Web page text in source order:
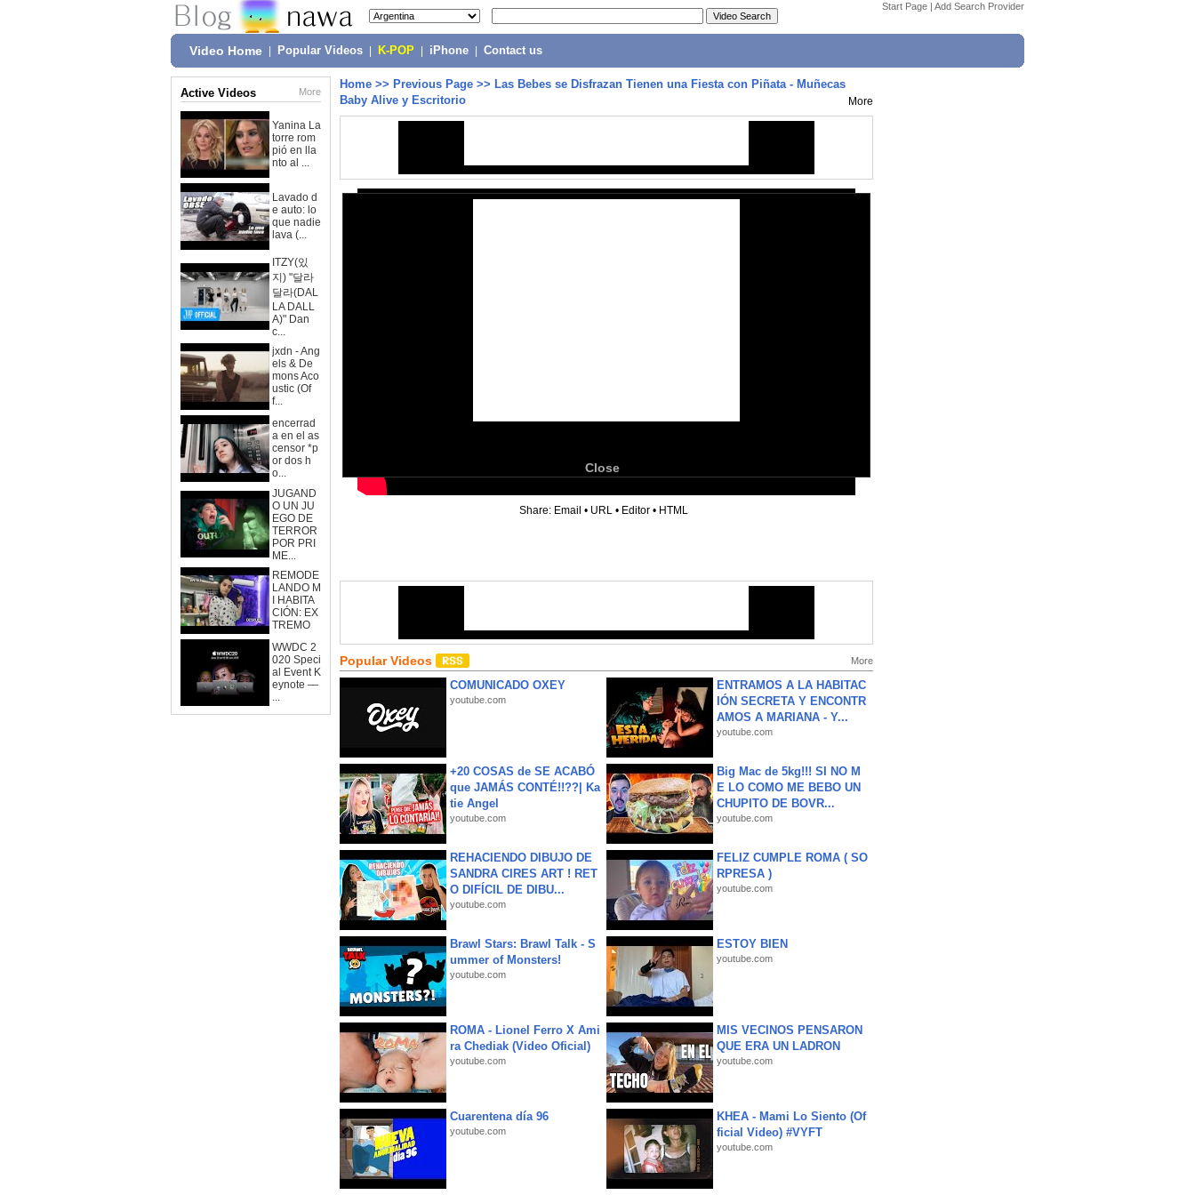
Start Page | Add Search Provider
Video Home Popular Videos K-POP iPhone Contact us
Active Videos More
Yanina La
torre rom
pió en lla
nto al ...
Lavado d
e auto: lo
que nadie
lava (...
ITZY(있
지) "달라
달라(DAL
LA DALL
A)" Dan
c...
jxdn - Ang
els & De
mons Aco
ustic (Of
f...
encerrad
a en el as
censor *p
or dos h
o...
JUGAND
O UN JU
EGO DE
TERROR
POR PRI
ME...
REMODE
LANDO M
I HABITA
CIÓN: EX
TREMO
WWDC 2
020 Speci
al Event K
eynote —
...
Home >> Previous Page >> Las Bebes se Disfrazan Tienen una Fiesta con Piñata - Muñecas
Baby Alive y Escritorio
More
Close
Share: Email • URL • Editor • HTML
Popular Videos More
COMUNICADO OXEY
youtube.com
ENTRAMOS A LA HABITAC
IÓN SECRETA Y ENCONTR
AMOS A MARIANA - Y...
youtube.com
+20 COSAS de SE ACABÓ
que JAMÁS CONTÉ!!??| Ka
tie Angel
youtube.com
Big Mac de 5kg!!! SI NO M
E LO COMO ME BEBO UN
CHUPITO DE BOVR...
youtube.com
REHACIENDO DIBUJO DE
SANDRA CIRES ART ! RET
O DIFÍCIL DE DIBU...
youtube.com
FELIZ CUMPLE ROMA ( SO
RPRESA )
youtube.com
Brawl Stars: Brawl Talk - S
ummer of Monsters!
youtube.com
ESTOY BIEN
youtube.com
ROMA - Lionel Ferro X Ami
ra Chediak (Video Oficial)
youtube.com
MIS VECINOS PENSARON
QUE ERA UN LADRON
youtube.com
Cuarentena día 96
youtube.com
KHEA - Mami Lo Siento (Of
ficial Video) #VYFT
youtube.com